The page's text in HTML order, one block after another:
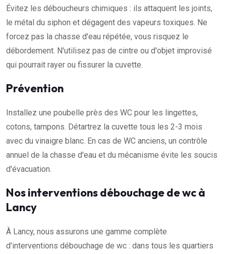
Évitez les déboucheurs chimiques : ils attaquent les joints,
le métal du siphon et dégagent des vapeurs toxiques. Ne
forcez pas la chasse d'eau répétée, vous risquez le
débordement. N'utilisez pas de cintre ou d'objet improvisé
qui pourrait rayer ou fissurer la cuvette.
Prévention
Installez une poubelle près des WC pour les lingettes,
cotons, tampons. Détartrez la cuvette tous les 2-3 mois
avec du vinaigre blanc. En cas de WC anciens, un contrôle
annuel de la chasse d'eau et du mécanisme évite les soucis
d'évacuation.
Nos interventions débouchage de wc à
Lancy
À Lancy, nous assurons une gamme complète
d'interventions débouchage de wc : dans tous les quartiers